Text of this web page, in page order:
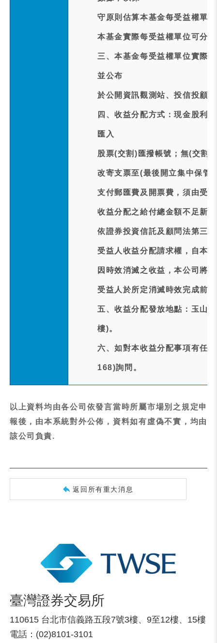
守原則估算本基金每受益權單
本基金實際每受益權單位可分
三、本基金每受益權單位實際
並公布
於公開資訊觀測站、投信投顧
四、收益分配方式：現金股利
匯入
股票(交割)匯撥帳號；無(交割)
改寄支票至(最後開立集中保管
支付郵匯費及開票費，須由受
收益分配之給付總金額不足新
依證券投資信託及顧問法第三
受益人收益分配請求權，自本
因時效消滅之收益，本公司將
受益人於所定消滅時效完成前
五、收益分配發放地點：玉山
樓)。
六、如對本收益分配事項有任
168)詢問。
以上資料均由各公司依發言當時所屬市場別之規定申
報後，由本系統對外公佈，資料如有虛偽不實，均由
該公司負責.
返回所有重大消息
臺灣證券交易所
110615 台北市信義路五段7號3樓、9至12樓、15樓
電話：(02)8101-3101